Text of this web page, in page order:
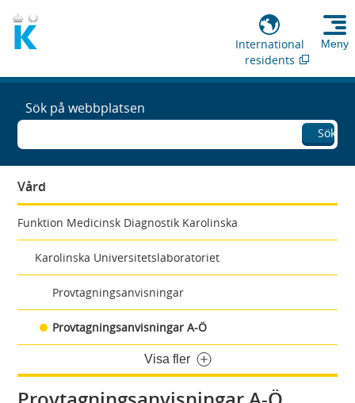
International
residents
Meny
Sök på webbplatsen
Sök
Vård
Funktion Medicinsk Diagnostik Karolinska
Karolinska Universitetslaboratoriet
Provtagningsanvisningar
Provtagningsanvisningar A-Ö
Visa fler